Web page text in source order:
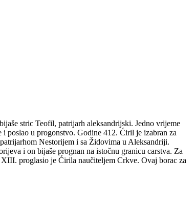
stric Teofil, patrijarh aleksandrijski. Jedno vrijeme
poslao u progonstvo. Godine 412. Ćiril je izabran za
Nestorijem i sa Židovima u Aleksandriji.
i on bijaše prognan na istočnu granicu carstva. Za
proglasio je Ćirila naučiteljem Crkve. Ovaj borac za